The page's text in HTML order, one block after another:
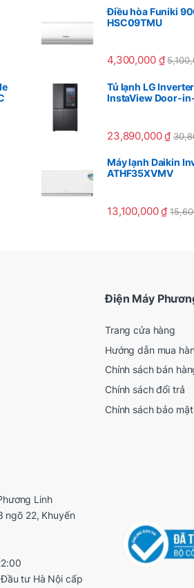
Điều hòa Funiki
HSC09TMU
4,300,000 ₫
Tủ lạnh LG
InstaView Door-
23,890,000₫
Máy lạnh Daikin
ATHF35XVMV
13,100,000₫
Linh
ngõ 22, Khuyến
tư Hà Nội cấp
Điện Máy
Trang cửa hàng
Hướng dẫn mua
Chính sách bán
Chính sách đổi trả
Chính sách bảo